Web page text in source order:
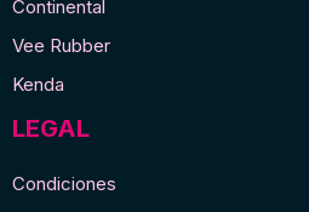
Continental
Vee Rubber
Kenda
LEGAL
Condiciones